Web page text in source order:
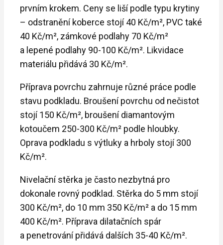
prvním krokem. Ceny se liší podle typu krytiny
– odstranění koberce stojí 40 Kč/m², PVC také
40 Kč/m², zámkové podlahy 70 Kč/m²
a lepené podlahy 90-100 Kč/m². Likvidace
materiálu přidává 30 Kč/m².
Příprava povrchu zahrnuje různé práce podle
stavu podkladu. Broušení povrchu od nečistot
stojí 150 Kč/m², broušení diamantovým
kotoučem 250-300 Kč/m² podle hloubky.
Oprava podkladu s výtluky a hrboly stojí 300
Kč/m².
Nivelační stěrka je často nezbytná pro
dokonale rovný podklad. Stěrka do 5 mm stojí
300 Kč/m², do 10 mm 350 Kč/m² a do 15 mm
400 Kč/m². Příprava dilatačních spár
a penetrování přidává dalších 35-40 Kč/m².